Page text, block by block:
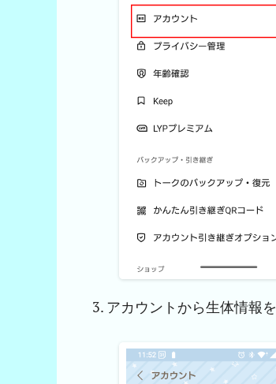
アカウントから生体情報を